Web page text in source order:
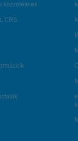
közzétételek
CRS